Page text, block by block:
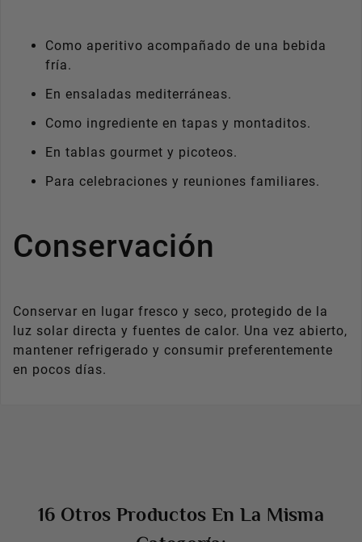
Como aperitivo acompañado de una bebida
fría.
En ensaladas mediterráneas.
Como ingrediente en tapas y montaditos.
En tablas gourmet y picoteos.
Para celebraciones y reuniones familiares.
Conservación
Conservar en lugar fresco y seco, protegido de la
luz solar directa y fuentes de calor. Una vez abierto,
mantener refrigerado y consumir preferentemente
en pocos días.
16 Otros Productos En La Misma